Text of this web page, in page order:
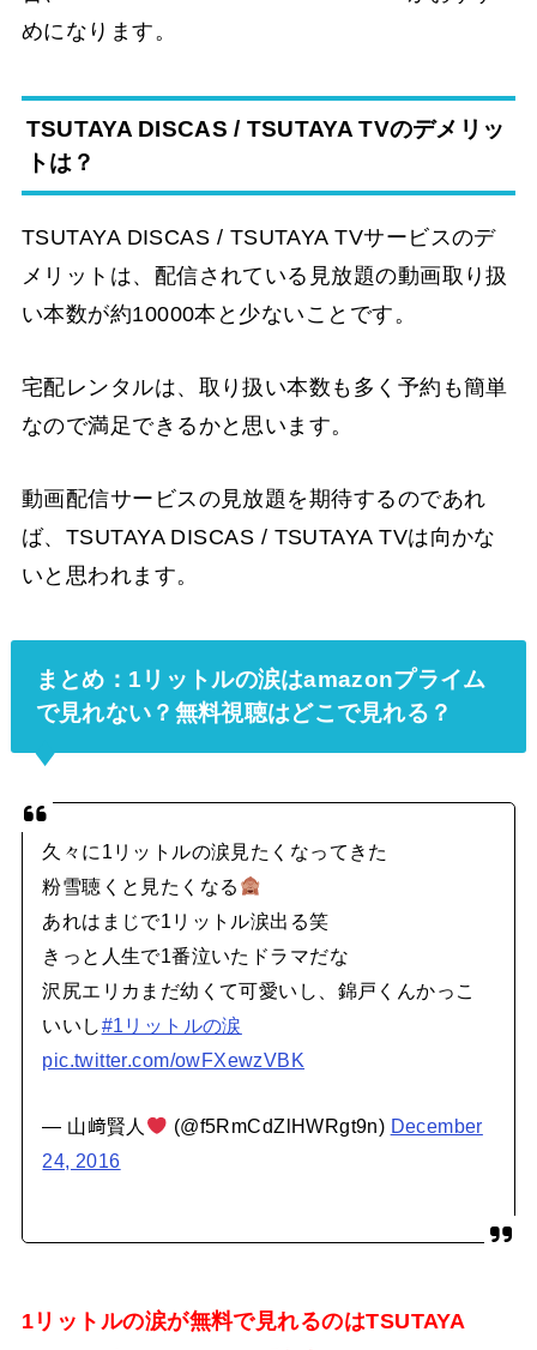
めになります。
TSUTAYA DISCAS / TSUTAYA TVのデメリッ
トは？
TSUTAYA DISCAS / TSUTAYA TVサービスのデ
メリットは、配信されている見放題の動画取り扱
い本数が約10000本と少ないことです。
宅配レンタルは、取り扱い本数も多く予約も簡単
なので満足できるかと思います。
動画配信サービスの見放題を期待するのであれ
ば、TSUTAYA DISCAS / TSUTAYA TVは向かな
いと思われます。
まとめ：1リットルの涙はamazonプライム
で見れない？ 無料視聴はどこで見れる？
久々に1リットルの涙見たくなってきた
粉雪聴くと見たくなる
あれはまじで1リットル涙出る笑
きっと人生で1番泣いたドラマだな
沢尻エリカまだ幼くて可愛いし、錦戸くんかっこ
いいし#1リットルの涙
pic.twitter.com/owFXewzVBK
— 山﨑賢人 (@f5RmCdZlHWRgt9n) December
24, 2016
1リットルの涙が無料で見れるのはTSUTAYA